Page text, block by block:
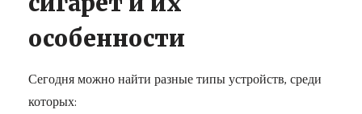
особенности
Сегодня можно найти разные типы устройств, среди
которых: